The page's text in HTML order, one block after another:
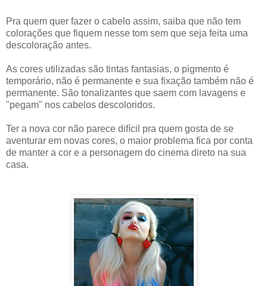
Pra quem quer fazer o cabelo assim, saiba que não tem
colorações que fiquem nesse tom sem que seja feita uma
descoloração antes.
As cores utilizadas são tintas fantasias, o pigmento é
temporário, não é permanente e sua fixação também não é
permanente. São tonalizantes que saem com lavagens e
"pegam" nos cabelos descoloridos.
Ter a nova cor não parece difícil pra quem gosta de se
aventurar em novas cores, o maior problema fica por conta
de manter a cor e a personagem do cinema direto na sua
casa.